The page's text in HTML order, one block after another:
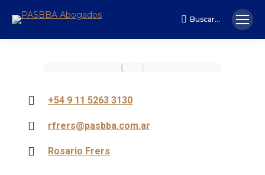
Search:
Buscar...
+54 9 11 5263 3130
rfrers@pasbba.com.ar
Rosario Frers